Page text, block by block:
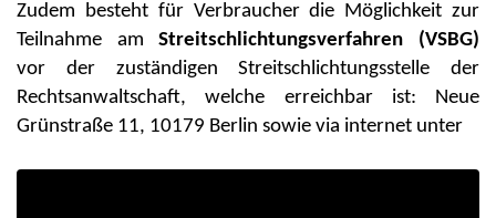
Zudem besteht für Verbraucher die Möglichkeit zur
Teilnahme am Streitschlichtungsverfahren (VSBG)
vor der zuständigen Streitschlichtungsstelle der
Rechtsanwaltschaft, welche erreichbar ist: Neue
Grünstraße 11, 10179 Berlin sowie via internet unter